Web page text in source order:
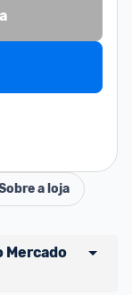
a loja
Mercado